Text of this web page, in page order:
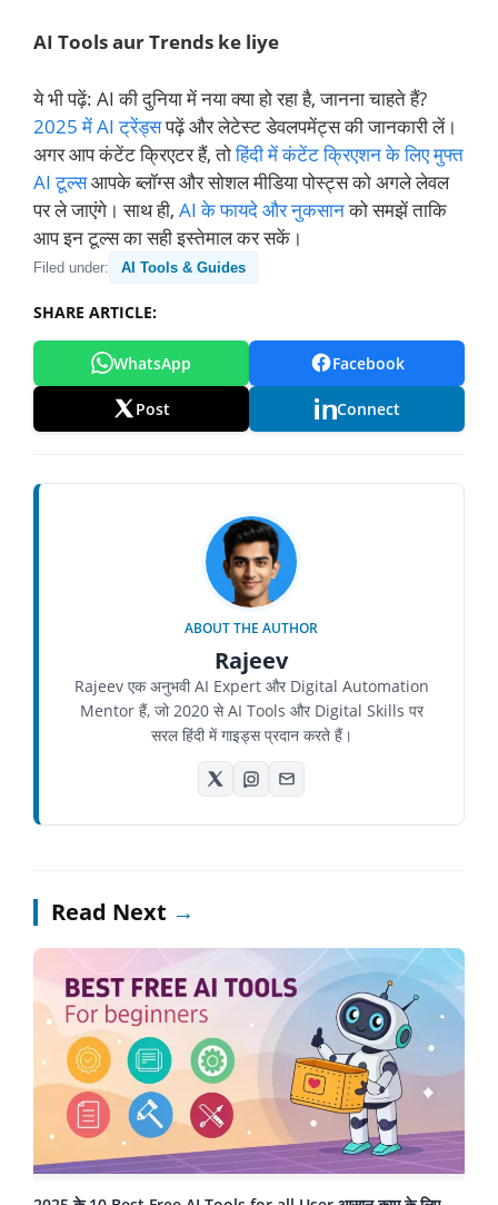
AI Tools aur Trends ke liye
ये भी पढ़ें: AI की दुनिया में नया क्या हो रहा है, जानना चाहते हैं?
2025 में AI ट्रेंड्सपढ़ें और लेटेस्ट डेवलपमेंट्स की जानकारी लें।
अगर आप कंटेंट क्रिएटर हैं, तोहिंदी में कंटेंट क्रिएशन के लिए मुफ्त
AI टूल्सआपके ब्लॉग्स और सोशल मीडिया पोस्ट्स को अगले लेवल
पर ले जाएंगे। साथ ही, AI के फायदे और नुकसानको समझें ताकि
आप इन टूल्स का सही इस्तेमाल कर सकें।
Filed under: AI Tools & Guides
SHARE ARTICLE:
WhatsApp Facebook
Post Connect
ABOUT THE AUTHOR
Rajeev
Rajeev एक अनुभवी AI Expert और Digital Automation
Mentor हैं, जो 2020 से AI Tools और Digital Skills पर
सरल हिंदी में गाइड्स प्रदान करते हैं।
Read Next →